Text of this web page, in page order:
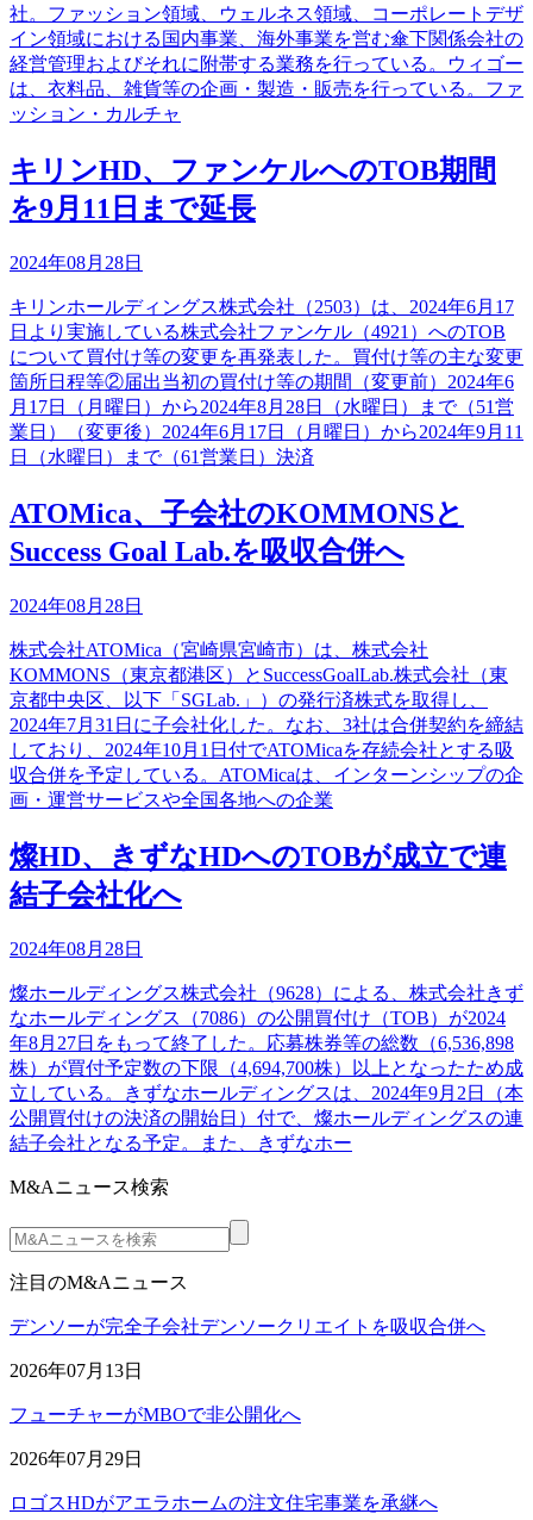
社。ファッション領域、ウェルネス領域、コーポレートデザ
イン領域における国内事業、海外事業を営む傘下関係会社の
経営管理およびそれに附帯する業務を行っている。ウィゴー
は、衣料品、雑貨等の企画・製造・販売を行っている。ファ
ッション・カルチャ
キリンHD、ファンケルへのTOB期間
を9月11日まで延長
2024年08月28日
キリンホールディングス株式会社（2503）は、2024年6月17
日より実施している株式会社ファンケル（4921）へのTOB
について買付け等の変更を再発表した。買付け等の主な変更
箇所日程等②届出当初の買付け等の期間（変更前）2024年6
月17日（月曜日）から2024年8月28日（水曜日）まで（51営
業日）（変更後）2024年6月17日（月曜日）から2024年9月11
日（水曜日）まで（61営業日）決済
ATOMica、子会社のKOMMONSと
Success Goal Lab.を吸収合併へ
2024年08月28日
株式会社ATOMica（宮崎県宮崎市）は、株式会社
KOMMONS（東京都港区）とSuccessGoalLab.株式会社（東
京都中央区、以下「SGLab.」）の発行済株式を取得し、
2024年7月31日に子会社化した。なお、3社は合併契約を締結
しており、2024年10月1日付でATOMicaを存続会社とする吸
収合併を予定している。ATOMicaは、インターンシップの企
画・運営サービスや全国各地への企業
燦HD、きずなHDへのTOBが成立で連
結子会社化へ
2024年08月28日
燦ホールディングス株式会社（9628）による、株式会社きず
なホールディングス（7086）の公開買付け（TOB）が2024
年8月27日をもって終了した。応募株券等の総数（6,536,898
株）が買付予定数の下限（4,694,700株）以上となったため成
立している。きずなホールディングスは、2024年9月2日（本
公開買付けの決済の開始日）付で、燦ホールディングスの連
結子会社となる予定。また、きずなホー
M&Aニュース検索
注目のM&Aニュース
デンソーが完全子会社デンソークリエイトを吸収合併へ
2026年07月13日
フューチャーがMBOで非公開化へ
2026年07月29日
ロゴスHDがアエラホームの注文住宅事業を承継へ